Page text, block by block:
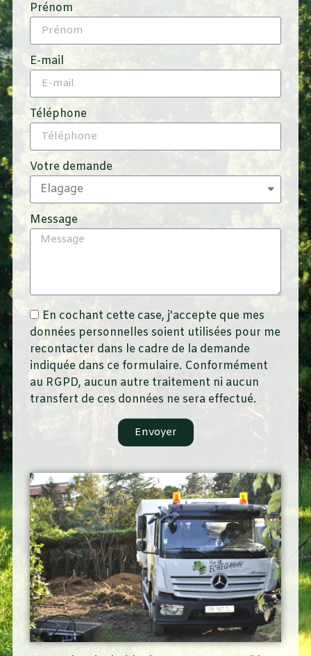
Prénom
E-mail
Téléphone
Votre demande
Message
En cochant cette case, j'accepte que mes
données personnelles soient utilisées pour me
recontacter dans le cadre de la demande
indiquée dans ce formulaire. Conformément
au RGPD, aucun autre traitement ni aucun
transfert de ces données ne sera effectué.
Envoyer